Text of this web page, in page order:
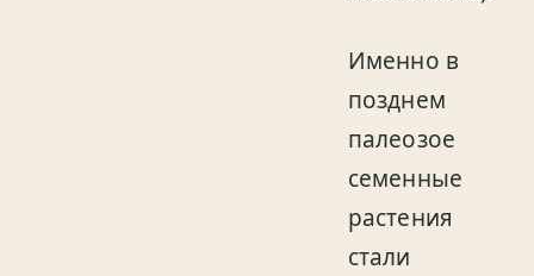
Именно в
позднем
палеозое
семенные
растения
стали